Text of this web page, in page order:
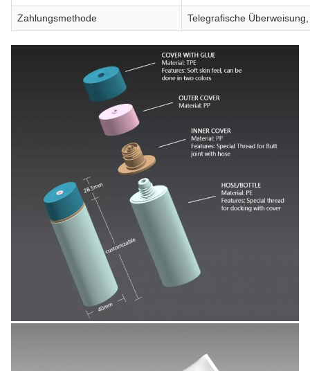
Zahlungsmethode Telegrafische